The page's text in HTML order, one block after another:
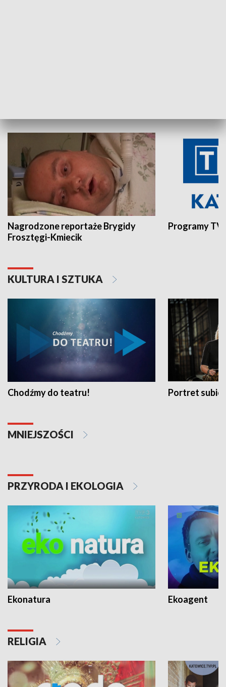
Nagrodzone reportaże Brygidy
Frosztęgi-Kmiecik
Programy
KULTURA I SZTUKA
Chodźmy do teatru! Portret
MNIEJSZOŚCI
PRZYRODA I EKOLOGIA
Ekonatura Ekoagent
RELIGIA